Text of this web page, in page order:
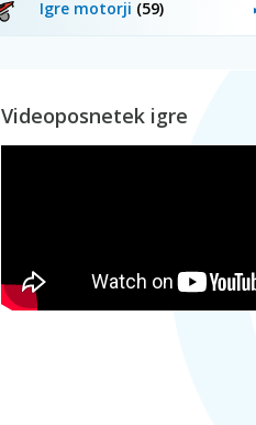
Igre motorji (59)
Videoposnetek igre